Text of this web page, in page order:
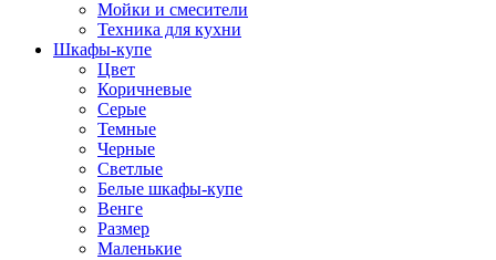
Мойки и смесители
Техника для кухни
Шкафы-купе
Цвет
Коричневые
Серые
Темные
Черные
Светлые
Белые шкафы-купе
Венге
Размер
Маленькие